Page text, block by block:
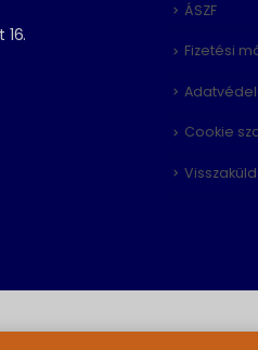
16.
ÁSZF
Fizetési
Cookie